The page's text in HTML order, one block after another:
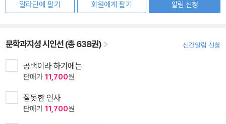
알라딘에 팔기
회원에게 팔기
알림 신청
문학과지성 시인선 (총 638권) 신간알림 신청
공백이라 하기에는
판매가 11,700원
잘못한 인사
판매가 11,700원